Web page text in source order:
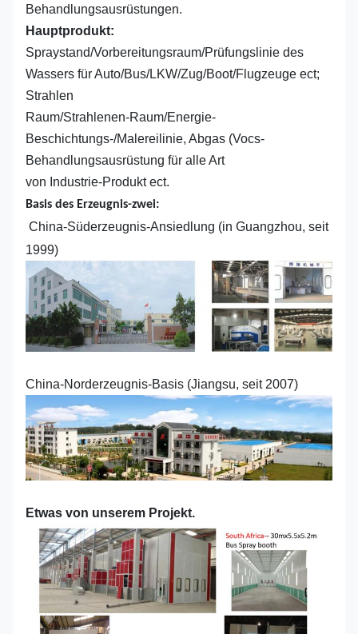
Behandlungsausrüstungen.
Hauptprodukt:
Spraystand/Vorbereitungsraum/Prüfungslinie des
Wassers für Auto/Bus/LKW/Zug/Boot/Flugzeuge ect;
Strahlen
Raum/Strahlenen-Raum/Energie-
Beschichtungs-/Malereilinie, Abgas (Vocs-
Behandlungsausrüstung für alle Art
von Industrie-Produkt ect.
Basis des Erzeugnis-zwei:
China-Süderzeugnis-Ansiedlung (in Guangzhou, seit
1999)
China-Norderzeugnis-Basis (Jiangsu, seit 2007)
Etwas von unserem Projekt.